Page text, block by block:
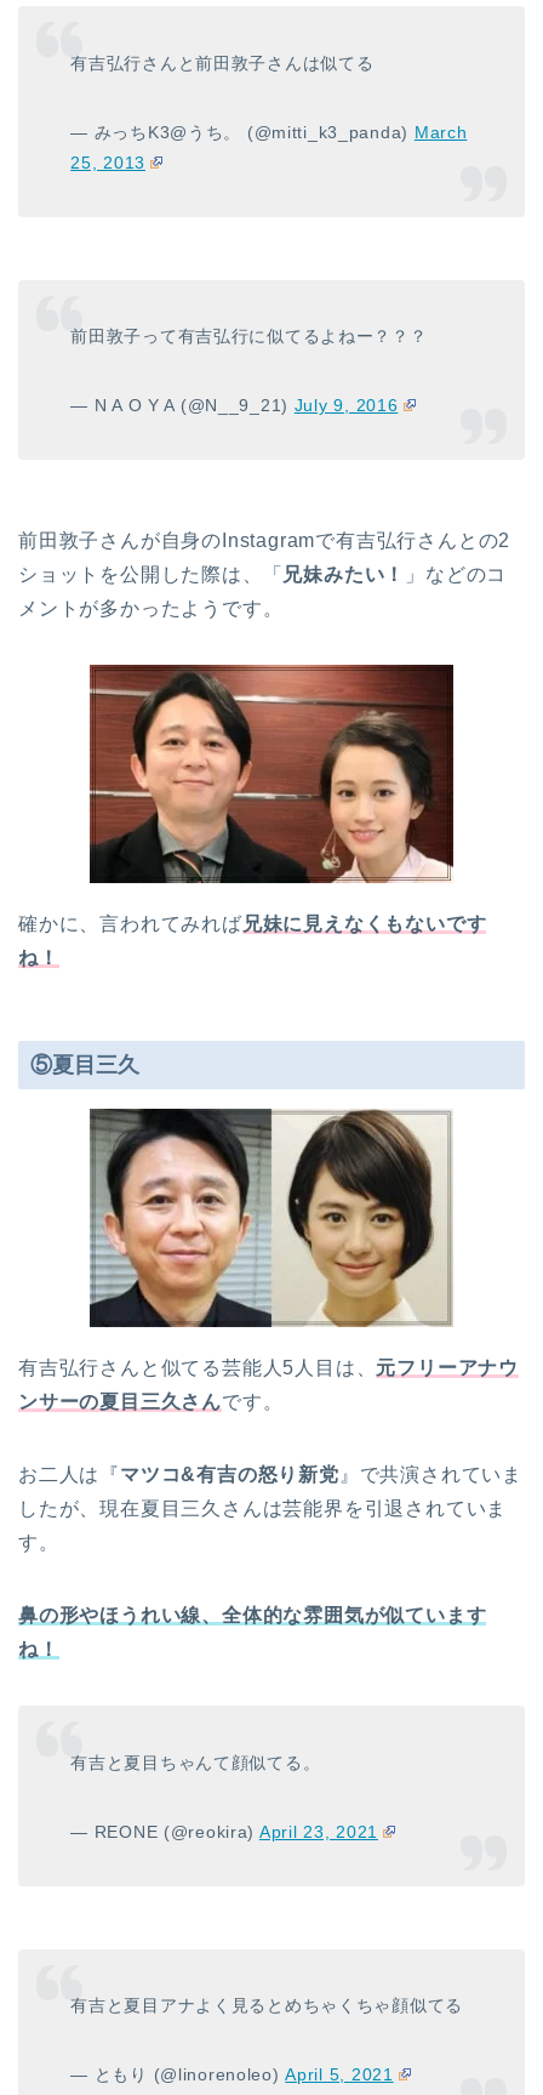
有吉弘行さんと前田敦子さんは似てる
— みっちK3@うち。 (@mitti_k3_panda) March
25, 2013
前田敦子って有吉弘行に似てるよねー？？？
— N A O Y A (@N__9_21) July 9, 2016
前田敦子さんが自身のInstagramで有吉弘行さんとの2
ショットを公開した際は、「 兄妹みたい！
」などのコ
メントが多かったようです。
確かに、言われてみれば 兄妹に見えなくもないです
ね！
⑤夏目三久
有吉弘行さんと似てる芸能人5人目は、 元フリーアナウ
ンサーの夏目三久さんです。
お二人は『マツコ&有吉の怒り新党 』で共演されていま
したが、現在夏目三久さんは芸能界を引退されていま
す。
鼻の形やほうれい線、全体的な雰囲気が似ています
ね！
有吉と夏目ちゃんて顔似てる。
— REONE (@reokira) April 23, 2021
有吉と夏目アナよく見るとめちゃくちゃ顔似てる
— ともり (@linorenoleo)April 5, 2021